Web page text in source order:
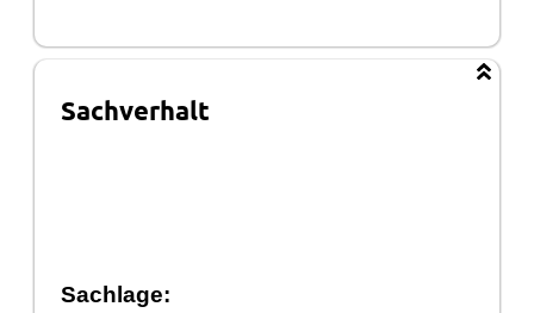
Sachverhalt
Sachlage: